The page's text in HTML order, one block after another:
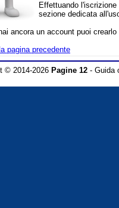
Effettuando l'iscrizione
sezione dedicata
ancora un account puoi
pagina precedente
© 2014-2026 Pagine 12 - Guida